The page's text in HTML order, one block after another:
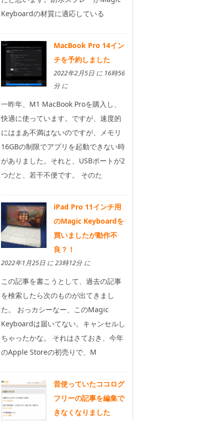
Keyboardの材質に適応している
MacBook Pro 14イン
チを予約しました
2022年2月5日 に 16時56
分 に
一昨年、M1 MacBook Proを購入し、
快適に使っています。ですが、速度的
にはまあ不満はないのですが、メモリ
16GBの制限でアプリを起動できない時
がありました。それと、USBポートが2
つだと、若干不便です。 そのた
iPad Pro 11インチ用
のMagic Keyboardを
買いましたが動作不
良？！
2022年1月25日 に 23時12分 に
この記事を書こうとして、過去の記事
を検索したら次のものが出てきまし
た。 おっカシーなー、このMagic
Keyboardは届いてない。キャンセルし
ちゃったかな。 それはさておき、今年
のApple Storeの初売りで、M
昔使っていたココログ
フリーの記事を編集で
きなくなりました